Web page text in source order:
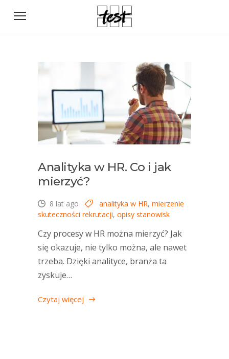
Analityka w HR. Co i jak
mierzyć?
8 lat ago analityka w HR, mierzenie
skuteczności rekrutacji, opisy stanowisk
Czy procesy w HR można mierzyć? Jak
się okazuje, nie tylko można, ale nawet
trzeba. Dzięki analityce, branża ta
zyskuje…
Czytaj więcej